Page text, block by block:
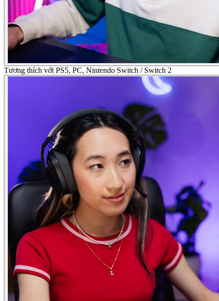
Tương thích với PS5, PC, Nintendo Switch / Switch 2